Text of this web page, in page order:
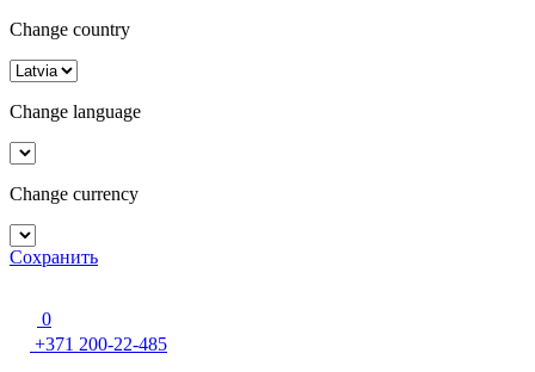
Change country
Change language
Change currency
Сохранить
0
+371 200-22-485